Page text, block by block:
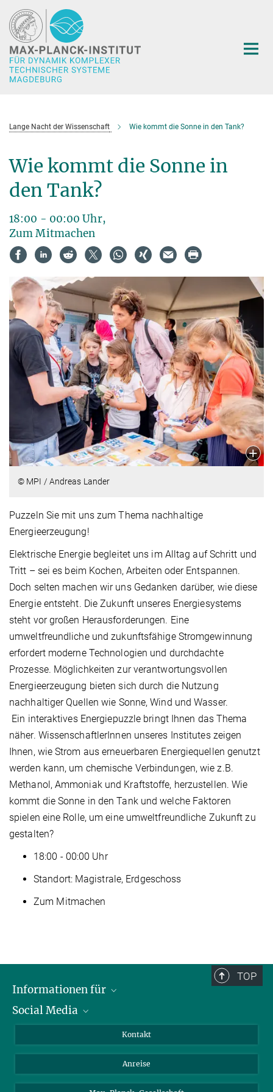
Hauptinhalt
Lange Nacht der Wissenschaft Wie kommt die Sonne in den Tank?
Wie kommt die Sonne in
den Tank?
18:00 - 00:00 Uhr,
Zum Mitmachen
© MPI / Andreas Lander
Puzzeln Sie mit uns zum Thema nachhaltige
Energieerzeugung!
Elektrische Energie begleitet uns im Alltag auf Schritt und
Tritt – sei es beim Kochen, Arbeiten oder Entspannen.
Doch selten machen wir uns Gedanken darüber, wie diese
Energie entsteht. Die Zukunft unseres Energiesystems
steht vor großen Herausforderungen. Eine
umweltfreundliche und zukunftsfähige Stromgewinnung
erfordert moderne Technologien und durchdachte
Prozesse. Möglichkeiten zur verantwortungsvollen
Energieerzeugung bieten sich durch die Nutzung
nachhaltiger Quellen wie Sonne, Wind und Wasser.
Ein interaktives Energiepuzzle bringt Ihnen das Thema
näher. WissenschaftlerInnen unseres Institutes zeigen
Ihnen, wie Strom aus erneuerbaren Energiequellen genutzt
werden kann, um chemische Verbindungen, wie z.B.
Methanol, Ammoniak und Kraftstoffe, herzustellen. Wie
kommt die Sonne in den Tank und welche Faktoren
spielen eine Rolle, um eine umweltfreundliche Zukunft zu
gestalten?
18:00 - 00:00 Uhr
Standort: Magistrale, Erdgeschoss
Zum Mitmachen
TOP
Informationen für
Wissenschaftlerinnen und Wissenschaftler
Bewerberinnen und Bewerber
Medienvertreter
Social Media
YouTube
Mastodon
Kontakt
Anreise